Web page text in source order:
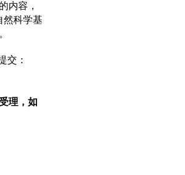
内容，
然科学基
交：
理，如